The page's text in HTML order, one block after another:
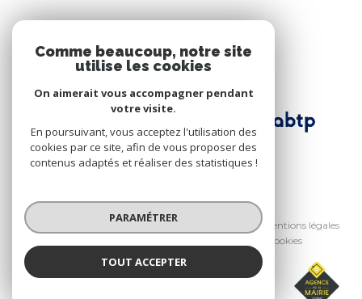
AGENCE DE LA MAIRIE
Nous adhérons
© 2026 | Tous droits réservés
Nos honoraires
Nos partenaires
Mentions légales
Cookies
Comme beaucoup, notre site
utilise les cookies
On aimerait vous accompagner pendant
votre visite.
En poursuivant, vous acceptez l'utilisation des
cookies par ce site, afin de vous proposer des
contenus adaptés et réaliser des statistiques !
PARAMÉTRER
TOUT ACCEPTER